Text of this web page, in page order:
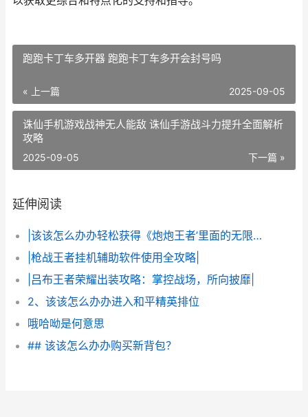
跑跑卡丁车多开器 跑跑卡丁车多开会封号吗
« 上一篇 2025-09-05
诛仙手机游戏战神无人能敌 诛仙手游战斗力提升全面解析
攻略
下一篇 »
2025-09-05
延伸阅读
|该该怎么办办轻松获得《炮炮王者’里面的无限金币和星星|
|枪战王者挂机辅助软件使用全攻略|
|吕布王者荣耀出装攻略：掌控战场，所向披靡|
2、该该怎么办办进入和平精英排位
哦哈呦是何意思
## 该该怎么办办购买新背包？